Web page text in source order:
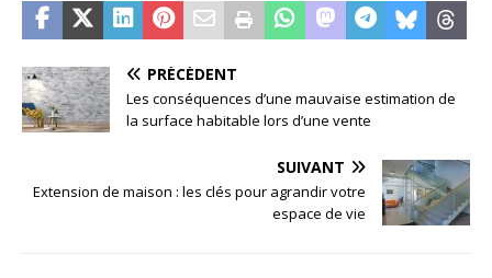
PRÉCÉDENT
Les conséquences d’une mauvaise estimation de
la surface habitable lors d’une vente
SUIVANT
Extension de maison : les clés pour agrandir votre
espace de vie